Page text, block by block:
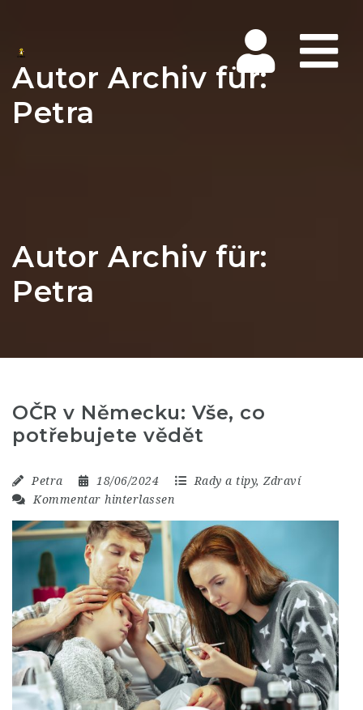
Autor Archiv für:
Petra
Autor Archiv für:
Petra
OČR v Německu: Vše, co
potřebujete vědět
Petra 18/06/2024 Rady a tipy, Zdraví
Kommentar hinterlassen